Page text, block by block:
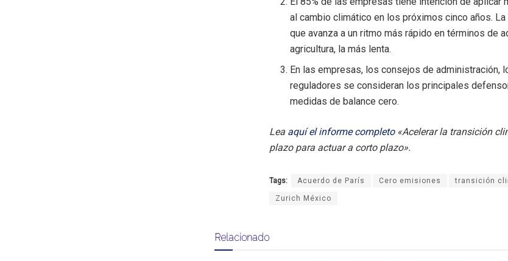
al cambio climático en los próximos cinco años.
que avanza a un ritmo más rápido en términos de
agricultura, la más lenta.
En las empresas, los consejos de administración,
reguladores se consideran los principales
medidas de balance cero.
Lea aquí el informe completo«Acelerar la transición
plazo para actuar a corto plazo».
Tags: Acuerdo de París Cero emisiones transición
Zurich México
Relacionado